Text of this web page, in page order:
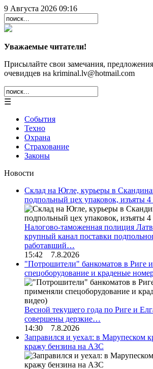
9 Августа 2026 09:16
Уважаемые читатели!
Присылайте свои замечания, предложения
очевидцев на kriminal.lv@hotmail.com
☰
События
Техно
Охрана
Страхование
Законы
Новости
Склад на Югле, курьеры в
подпольный цех упаковок, изъяты 4
Налогово-таможенная полиция
крупный канал поставки
работавший…
15:42 7.8.2026
"Потрошители" банкоматов в Риге
спецоборудование и краденые
Весной текущего года по Риге и
совершены дерзкие…
14:30 7.8.2026
Заправился и уехал: в Марупеском
кражу бензина на АЗС